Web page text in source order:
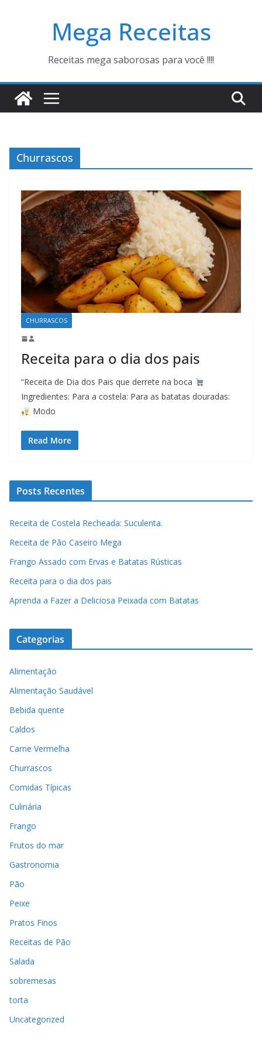
Mega Receitas
Receitas mega saborosas para você !!!!
Churrascos
CHURRASCOS
Receita para o dia dos pais
“Receita de Dia dos Pais que derrete na boca
Ingredientes: Para a costela: Para as batatas douradas:
Modo
Read More
Posts Recentes
Receita de Costela Recheada: Suculenta.
Receita de Pão Caseiro Mega
Frango Assado com Ervas e Batatas Rústicas
Receita para o dia dos pais
Aprenda a Fazer a Deliciosa Peixada com Batatas
Categorias
Alimentação
Alimentação Saudável
Bebida quente
Caldos
Carne Vermelha
Churrascos
Comidas Típicas
Culinária
Frango
Frutos do mar
Gastronomia
Pão
Peixe
Pratos Finos
Receitas de Pão
Salada
sobremesas
torta
Uncategorized